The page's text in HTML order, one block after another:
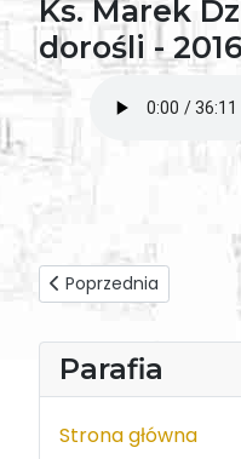
Parafia
Strona główna
Ks. Marek
dorośli -
Poprzednia strona:
Poprzednia